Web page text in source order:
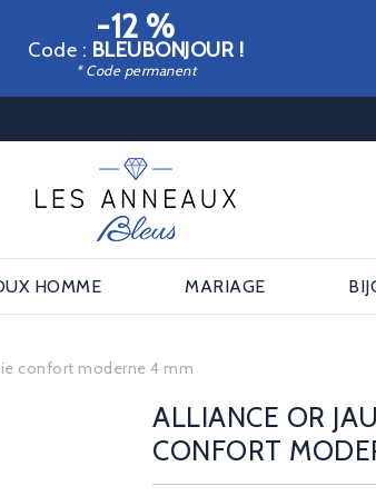
-12 %
Code : BLEUBONJOUR !
* Code permanent
HOMME MARIAGE
confort moderne 4 mm
ALLIANCE OR
CONFORT